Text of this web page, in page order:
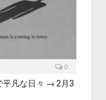
0
平凡な日々 → 2月3